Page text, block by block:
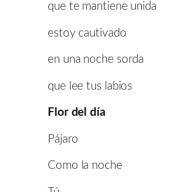
que te mantiene unida
estoy cautivado
en una noche sorda
que lee tus labios
Flor del día
Pájaro
Como la noche